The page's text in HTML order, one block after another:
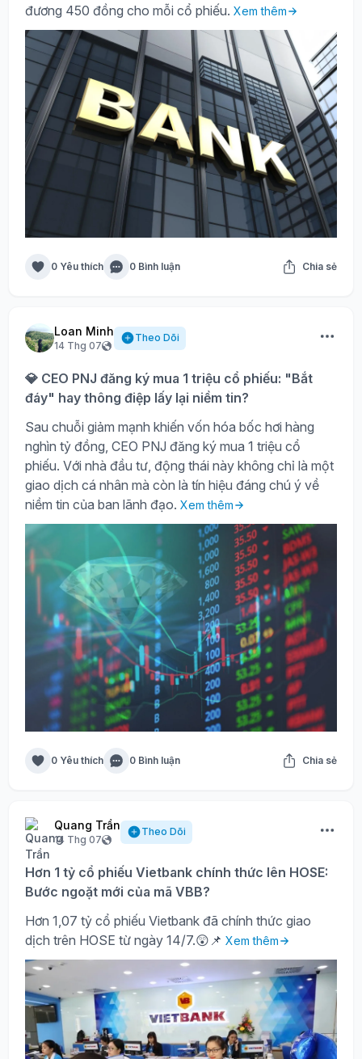
đương 450 đồng cho mỗi cổ phiếu. Xem thêm
0 Yêu thích 0 Bình luận Chia sẻ
Loan Minh
14 Thg 07
Theo Dõi
💎 CEO PNJ đăng ký mua 1 triệu cổ phiếu: "Bắt
đáy" hay thông điệp lấy lại niềm tin?
Sau chuỗi giảm mạnh khiến vốn hóa bốc hơi hàng
nghìn tỷ đồng, CEO PNJ đăng ký mua 1 triệu cổ
phiếu. Với nhà đầu tư, động thái này không chỉ là một
giao dịch cá nhân mà còn là tín hiệu đáng chú ý về
niềm tin của ban lãnh đạo. Xem thêm
0 Yêu thích 0 Bình luận Chia sẻ
Quang Trần
14 Thg 07
Theo Dõi
Hơn 1 tỷ cổ phiếu Vietbank chính thức lên HOSE:
Bước ngoặt mới của mã VBB?
Hơn 1,07 tỷ cổ phiếu Vietbank đã chính thức giao
dịch trên HOSE từ ngày 14/7.😲📌 Xem thêm